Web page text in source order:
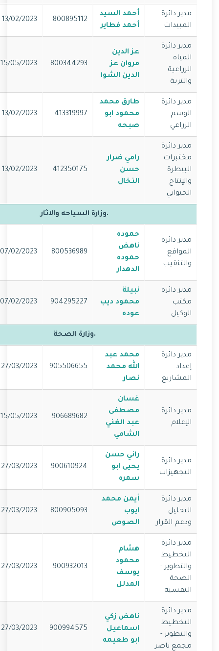
مدير دائرة
المبيدات
أحمد السيد
أحمد فطاير
800895112
13/02/2023
مدير دائرة
المياه
الزراعية
والتربة
عز الدين
مروان عز
الدين الشوا
800344293
15/05/2023
مدير دائرة
الوسم
الزراعي
طارق محمد
محمود ابو
صبحه
413319997
13/02/2023
مدير دائرة
مختبرات
البيطرة
والإنتاج
الحيواني
رامي ضرار
حسن
النخال
412350175
13/02/2023
.وزارة السياحه والاثار
مدير دائرة
المواقع
والتنقيب
حموده
ناهض
حموده
الدهدار
800536989
07/02/2023
مدير دائرة
مكتب
الوكيل
نبيلة
محمود ديب
عوده
904295227
07/02/2023
.وزارة الصحة
مدير دائرة
إعداد
المشاريع
محمد عبد
الله محمد
نصار
905506655
27/03/2023
مدير دائرة
الإعلام
غسان
مصطفى
عبد الغني
الشامي
906689682
15/05/2023
مدير دائرة
التجهيزات
راني حسن
يحيى ابو
سمره
900610924
27/03/2023
مدير دائرة
التحليل
ودعم القرار
أيمن محمد
ايوب
الصوص
800905093
27/03/2023
مدير دائرة
التخطيط
والتطوير -
الصحة
النفسية
هشام
محمود
يوسف
المدلل
900932013
27/03/2023
مدير دائرة
التخطيط
والتطوير -
مجمع ناصر
ناهض زكي
اسماعيل
ابو طعيمه
900994575
27/03/2023